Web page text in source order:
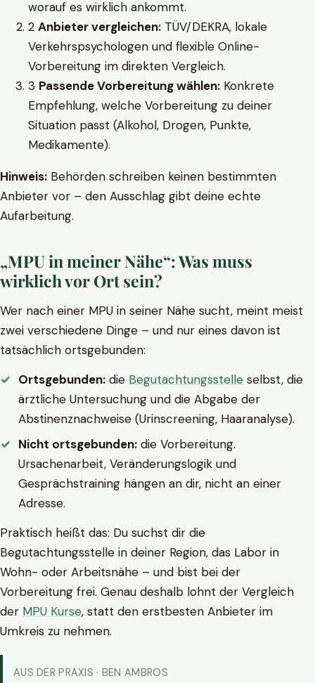
worauf es wirklich ankommt.
2 Anbieter vergleichen: TÜV/DEKRA, lokale
Verkehrspsychologen und flexible Online-
Vorbereitung im direkten Vergleich.
3 Passende Vorbereitung wählen: Konkrete
Empfehlung, welche Vorbereitung zu deiner
Situation passt (Alkohol, Drogen, Punkte,
Medikamente).
Hinweis: Behörden schreiben keinen bestimmten
Anbieter vor – den Ausschlag gibt deine echte
Aufarbeitung.
„MPU in meiner Nähe“: Was muss
wirklich vor Ort sein?
Wer nach einer MPU in seiner Nähe sucht, meint meist
zwei verschiedene Dinge – und nur eines davon ist
tatsächlich ortsgebunden:
Ortsgebunden: die Begutachtungsstelle selbst, die
ärztliche Untersuchung und die Abgabe der
Abstinenznachweise (Urinscreening, Haaranalyse).
Nicht ortsgebunden: die Vorbereitung.
Ursachenarbeit, Veränderungslogik und
Gesprächstraining hängen an dir, nicht an einer
Adresse.
Praktisch heißt das: Du suchst dir die
Begutachtungsstelle in deiner Region, das Labor in
Wohn- oder Arbeitsnähe – und bist bei der
Vorbereitung frei. Genau deshalb lohnt der Vergleich
der MPU Kurse, statt den erstbesten Anbieter im
Umkreis zu nehmen.
AUS DER PRAXIS · BEN AMBROS